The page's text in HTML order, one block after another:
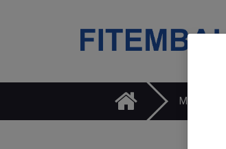
Saltar para o conteï¿½do principal da pï¿½gina
Máquinas